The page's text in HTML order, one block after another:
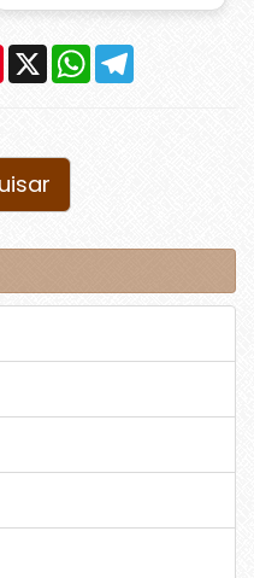
Pinterest
X WhatsApp